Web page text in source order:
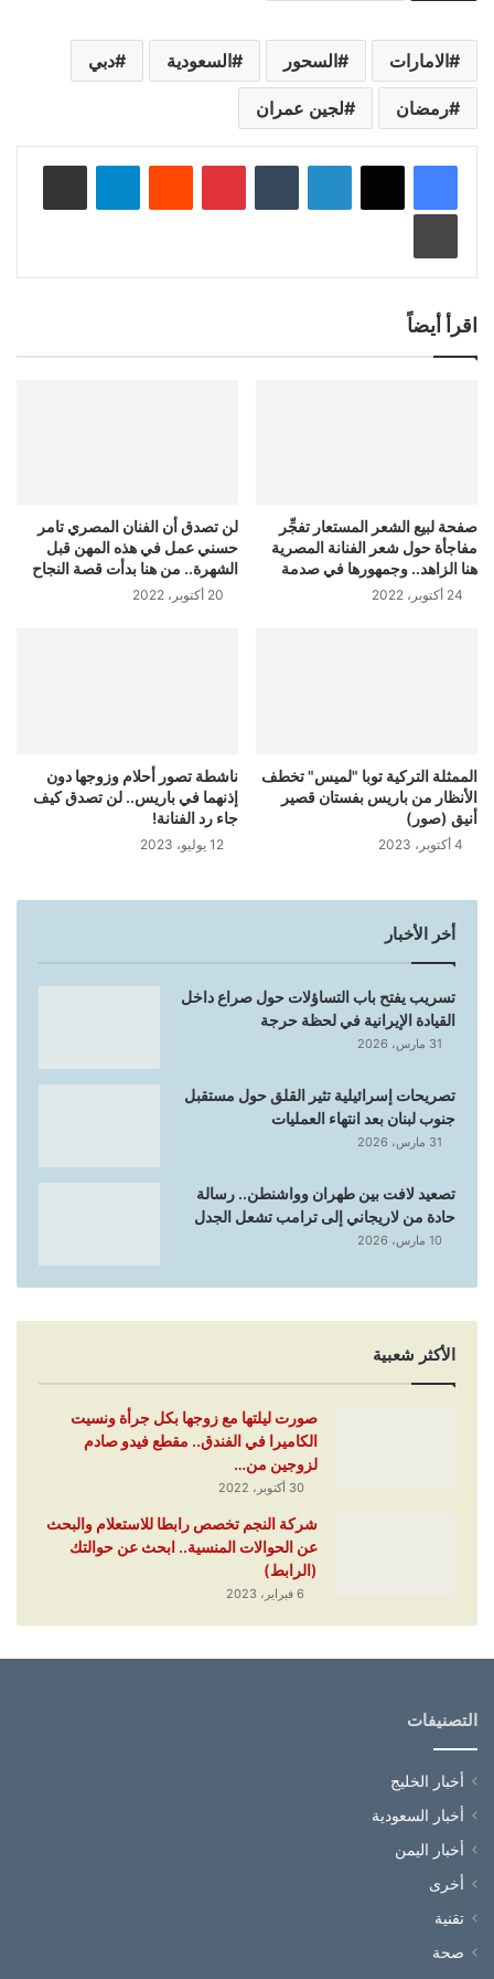
الامارات السحور السعودية دبي
رمضان لجين عمران
لينكدإن بينتيريست
اقرأ أيضاً
صفحة لبيع الشعر المستعار تفجِّر
مفاجأة حول شعر الفنانة المصرية
هنا الزاهد.. وجمهورها في صدمة
24 أكتوبر، 2022
لن تصدق أن الفنان المصري تامر
حسني عمل في هذه المهن قبل
الشهرة.. من هنا بدأت قصة النجاح
20 أكتوبر، 2022
الممثلة التركية توبا "لميس" تخطف
الأنظار من باريس بفستان قصير
أنيق (صور)
4 أكتوبر، 2023
ناشطة تصور أحلام وزوجها دون
إذنهما في باريس.. لن تصدق كيف
جاء رد الفنانة!
12 يوليو، 2023
أخر الأخبار
تسريب يفتح باب التساؤلات حول صراع داخل
القيادة الإيرانية في لحظة حرجة
31 مارس، 2026
تصريحات إسرائيلية تثير القلق حول مستقبل
جنوب لبنان بعد انتهاء العمليات
31 مارس، 2026
تصعيد لافت بين طهران وواشنطن.. رسالة
حادة من لاريجاني إلى ترامب تشعل الجدل
10 مارس، 2026
الأكثر شعبية
صورت ليلتها مع زوجها بكل جرأة ونسيت
الكاميرا في الفندق.. مقطع فيدو صادم
لزوجين من…
30 أكتوبر، 2022
شركة النجم تخصص رابطا للاستعلام والبحث
عن الحوالات المنسية.. ابحث عن حوالتك
(الرابط)
6 فبراير، 2023
التصنيفات
أخبار الخليج
أخبار السعودية
أخبار اليمن
أخرى
تقنية
صحة